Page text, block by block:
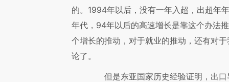
的。1994年以后，没有一年入超，出超年
年代，94年以后的高速增长是靠这个办法
个增长的推动，对于就业的推动，还有对
论了。
但是东亚国家历史经验证明，出口